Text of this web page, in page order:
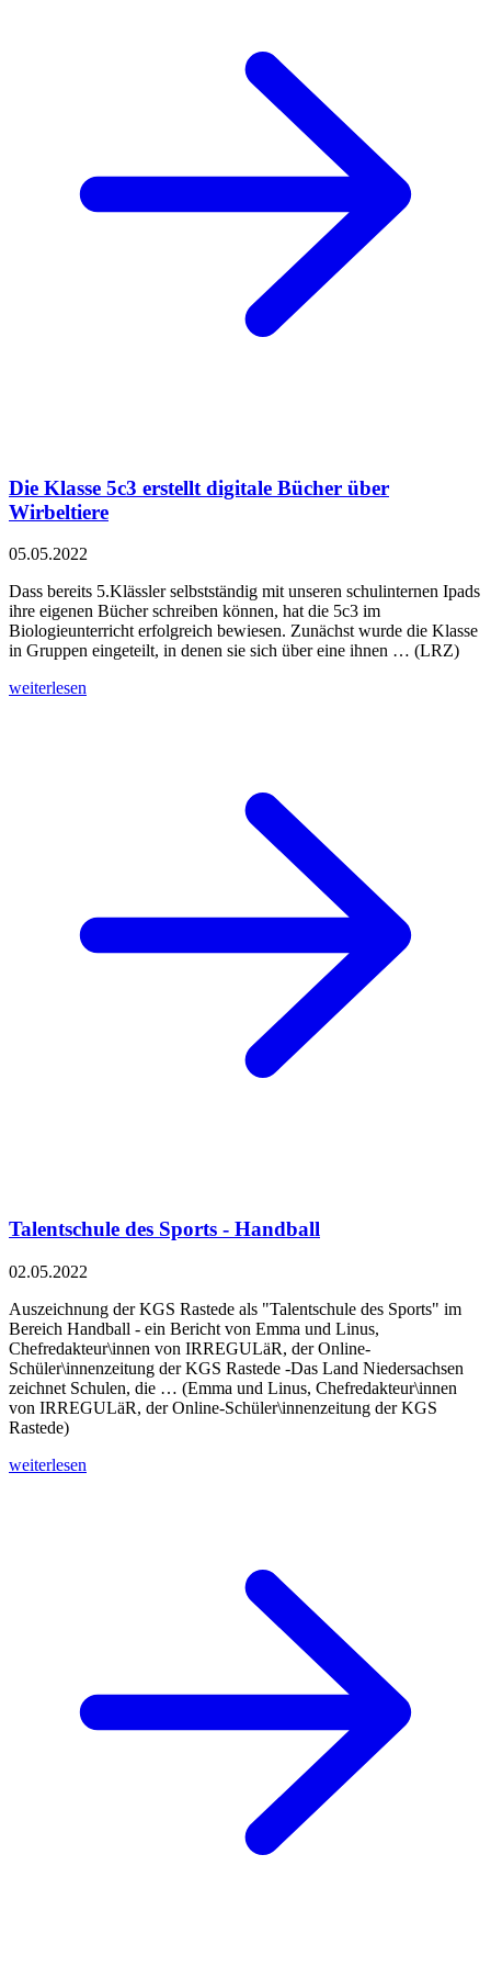
Die Klasse 5c3 erstellt digitale Bücher über
Wirbeltiere
05.05.2022
Dass bereits 5.Klässler selbstständig mit unseren schulinternen Ipads
ihre eigenen Bücher schreiben können, hat die 5c3 im
Biologieunterricht erfolgreich bewiesen. Zunächst wurde die Klasse
in Gruppen eingeteilt, in denen sie sich über eine ihnen … (LRZ)
weiterlesen
Talentschule des Sports - Handball
02.05.2022
Auszeichnung der KGS Rastede als "Talentschule des Sports" im
Bereich Handball - ein Bericht von Emma und Linus,
Chefredakteur\innen von IRREGULäR, der Online-
Schüler\innenzeitung der KGS Rastede -Das Land Niedersachsen
zeichnet Schulen, die … (Emma und Linus, Chefredakteur\innen
von IRREGULäR, der Online-Schüler\innenzeitung der KGS
Rastede)
weiterlesen